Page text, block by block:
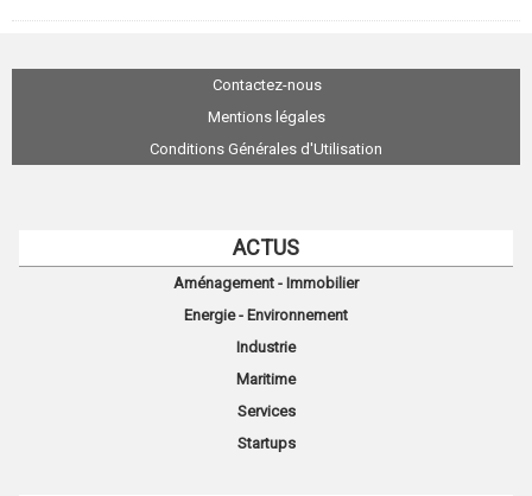
Contactez-nous
Mentions légales
Conditions Générales d'Utilisation
ACTUS
Aménagement - Immobilier
Energie - Environnement
Industrie
Maritime
Services
Startups